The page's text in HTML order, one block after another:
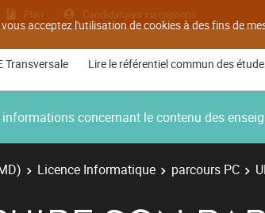
acceptez l'utilisation de cookies à des fins de
Plan Candidatures inscriptions
Transversale Lire le référentiel commun des
concernant le contenu des
Licence Informatique parcours PC